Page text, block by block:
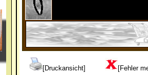
[Druckansicht] [Fehler